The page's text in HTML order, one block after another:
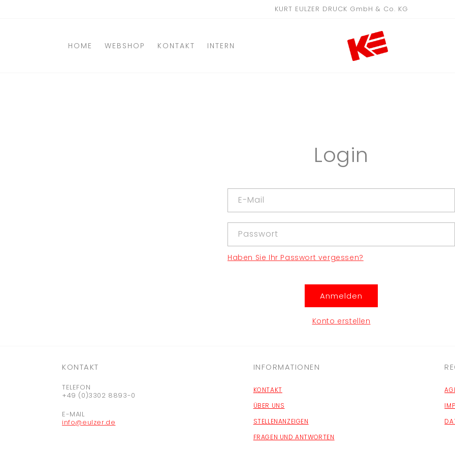
KURT EULZER DRUCK GmbH & Co. KG
HOME WEBSHOP KONTAKT INTERN
Login
E-Mail
Passwort
Haben Sie Ihr Passwort vergessen?
Anmelden
Konto erstellen
KONTAKT
TELEFON
+49 (0)3302 8893-0
E-MAIL
info@eulzer.de
INFORMATIONEN
KONTAKT
ÜBER UNS
STELLENANZEIGEN
FRAGEN UND ANTWORTEN